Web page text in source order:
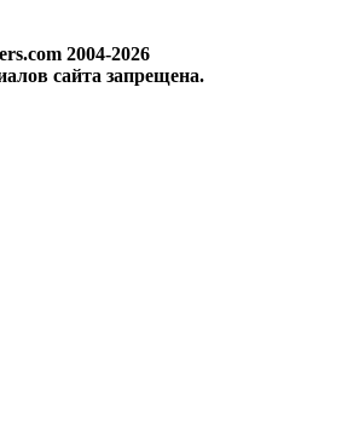
2004-2026
сайта запрещена.